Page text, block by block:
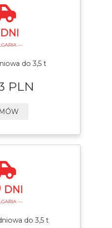
DNI
—
do 3,5 t
PLN
DNI
—
do 3,5 t